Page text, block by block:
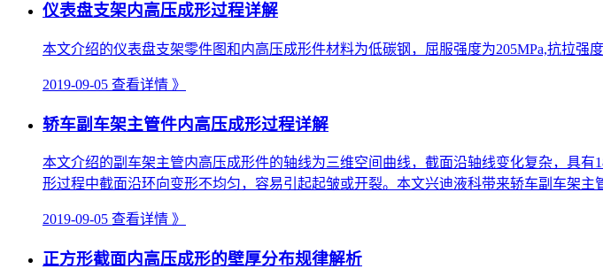
仪表盘支架内高压成形过程详解
本文介绍的仪表盘支架零件图和内高压成形件材料为低碳钢，屈服强度为205MPa,抗拉强
2019-09-05 查看详情 》
轿车副车架主管件内高压成形过程详解
本文介绍的副车架主管内高压成形件的轴线为三维空间曲线，截面沿轴线变化复杂，具
形过程中截面沿环向变形不均匀，容易引起起皱或开裂。本文兴迪液科带来轿车副车架主
2019-09-05 查看详情 》
正方形截面内高压成形的壁厚分布规律解析